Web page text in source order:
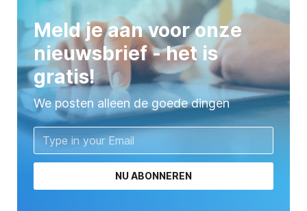
Meld je aan voor onze
nieuwsbrief - het is
gratis!
We posten alleen de goede dingen
NU ABONNEREN